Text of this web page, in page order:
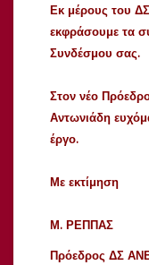
Εκ μέρους του
εκφράσουμε τα
Συνδέσμου σας.
Στον νέο
Αντωνιάδη
έργο.
Με εκτίμηση
Μ. ΡΕΠΠΑΣ
Πρόεδρος ΔΣ